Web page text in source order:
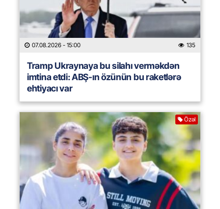
07.08.2026 - 15:00 135
Tramp Ukraynaya bu silahı verməkdən
imtina etdi: ABŞ-ın özünün bu raketlərə
ehtiyacı var
Özəl